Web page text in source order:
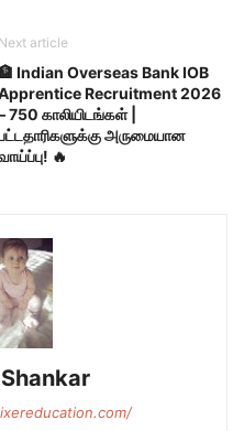
Next article
Indian Overseas Bank IOB
Recruitment 2026
750 காலியிடங்கள் |
அருமையான
🔥